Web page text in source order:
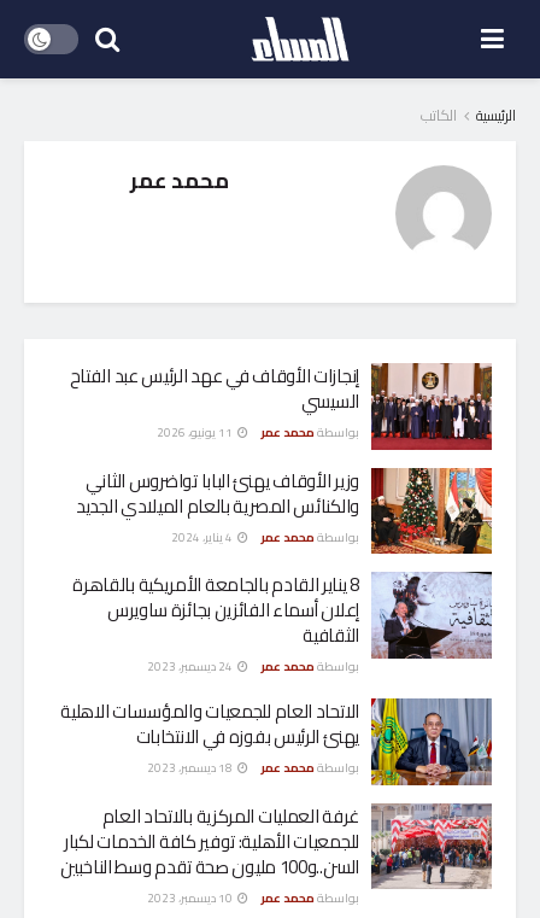
الرئيسية الكاتب
محمد عمر
إنجازات الأوقاف في عهد الرئيس عبد الفتاح
السيسي
بواسطةمحمد عمر
وزير الأوقاف يهنئ البابا تواضروس الثاني
والكنائس المصرية بالعام الميلادي الجديد
بواسطةمحمد عمر
8 يناير القادم بالجامعة الأمريكية بالقاهرة
إعلان أسماء الفائزين بجائزة ساويرس
الثقافية
بواسطةمحمد عمر
الاتحاد العام للجمعيات والمؤسسات الاهلية
يهنئ الرئيس بفوزه في الانتخابات
بواسطةمحمد عمر
غرفة العمليات المركزية بالاتحاد العام
للجمعيات الأهلية: توفير كافة الخدمات لكبار
السن..و100 مليون صحة تقدم وسط الناخبين
بواسطةمحمد عمر